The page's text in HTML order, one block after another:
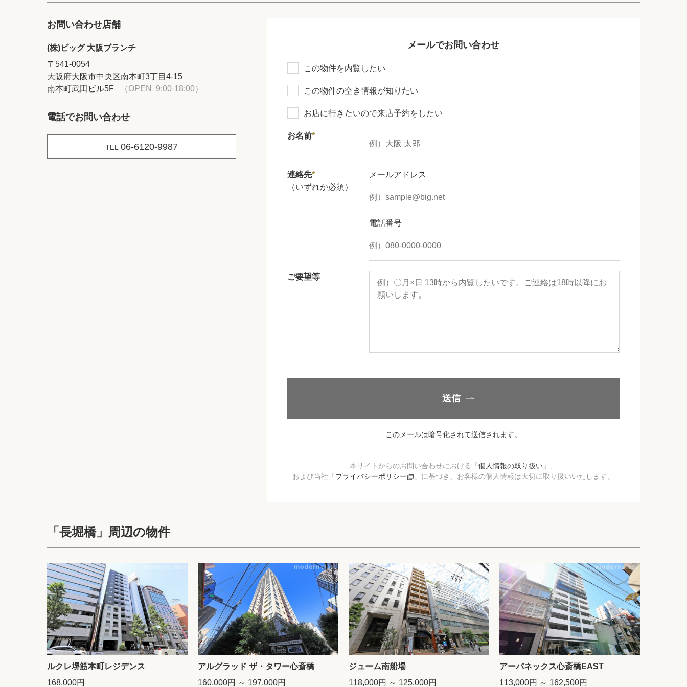
お問い合わせ店舗
(株)ビッグ 大阪ブランチ
〒541-0054
大阪府大阪市中央区南本町3丁目4-15
南本町武田ビル5F
（OPEN 9:00-18:00）
電話でお問い合わせ
TEL 06-6120-9987
メールでお問い合わせ
この物件を内覧したい
この物件の空き情報が知りたい
お店に行きたいので来店予約をしたい
お名前*
連絡先*
（いずれか必須）
メールアドレス
電話番号
ご要望等
送信
このメールは暗号化されて送信されます。
本サイトからのお問い合わせにおける「個人情報の取り扱い 」、
および当社「プライバシーポリシー 」に基づき、お客様の個人情報は大切に取り扱いいたします。
「長堀橋」周辺の物件
ルクレ堺筋本町レジデンス
168,000円
アルグラッド ザ・タワー心斎橋
160,000円 ～ 197,000円
ジューム南船場
118,000円 ～ 125,000円
アーバネックス心斎橋EAST
113,000円 ～ 162,500円